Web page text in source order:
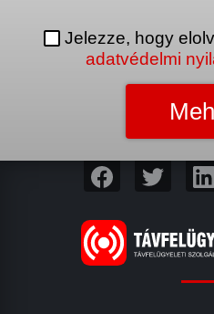
Jelezze, hogy
adatvédelmi